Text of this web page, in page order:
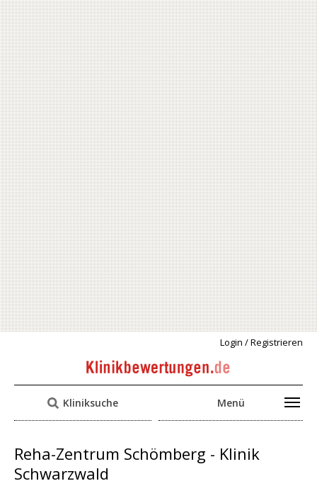
Login / Registrieren
Kliniksuche Menü
Reha-Zentrum Schömberg - Klinik
Schwarzwald